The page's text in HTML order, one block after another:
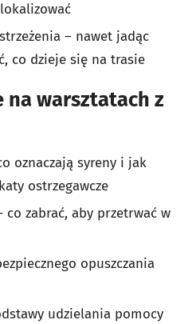
– nawet jadąc
co dzieje się na trasie
warsztatach z
oznaczają syreny i jak
ostrzegawcze
co zabrać, aby przetrwać w
opuszczania
udzielania pomocy